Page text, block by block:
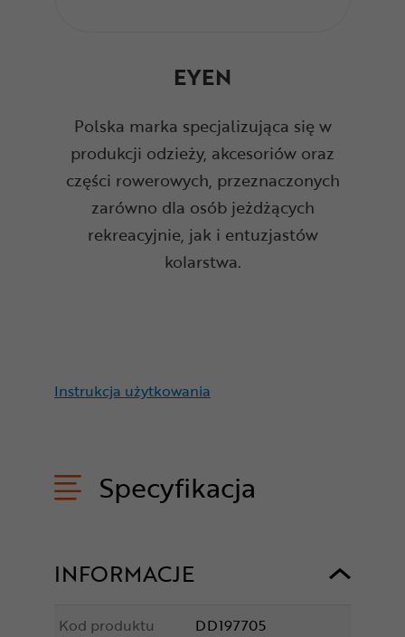
EYEN
Polska marka specjalizująca się w
produkcji odzieży, akcesoriów oraz
części rowerowych, przeznaczonych
zarówno dla osób jeżdżących
rekreacyjnie, jak i entuzjastów
kolarstwa.
Instrukcja użytkowania
Specyfikacja
INFORMACJE
Kod produktu
DD197705